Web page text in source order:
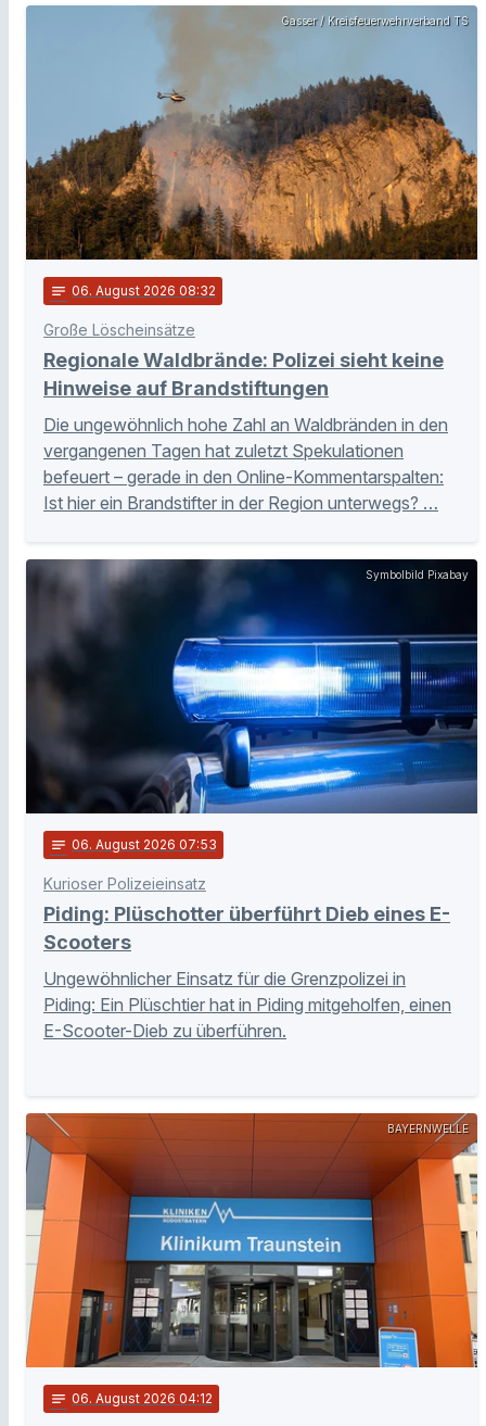
Gasser / Kreisfeuerwehrverband TS
notes 06. August 2026 08:32
Große Löscheinsätze
Regionale Waldbrände: Polizei sieht keine
Hinweise auf Brandstiftungen
Die ungewöhnlich hohe Zahl an Waldbränden in den
vergangenen Tagen hat zuletzt Spekulationen
befeuert – gerade in den Online-Kommentarspalten:
Ist hier ein Brandstifter in der Region unterwegs? …
Symbolbild Pixabay
notes 06. August 2026 07:53
Kurioser Polizeieinsatz
Piding: Plüschotter überführt Dieb eines E-
Scooters
Ungewöhnlicher Einsatz für die Grenzpolizei in
Piding: Ein Plüschtier hat in Piding mitgeholfen, einen
E-Scooter-Dieb zu überführen.
BAYERNWELLE
notes 06. August 2026 04:12